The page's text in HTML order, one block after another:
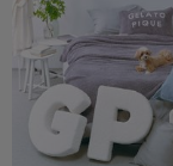
miies miim
ミーエスミーム
Mila Owen
ミラオーウェン
MOIGE